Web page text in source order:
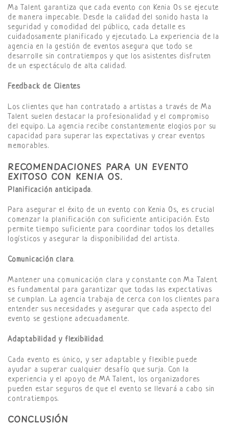
Ma Talent garantiza que cada evento con Kenia Os se ejecute
de manera impecable. Desde la calidad del sonido hasta la
seguridad y comodidad del público, cada detalle es
cuidadosamente planificado y ejecutado. La experiencia de la
agencia en la gestión de eventos asegura que todo se
desarrolle sin contratiempos y que los asistentes disfruten
de un espectáculo de alta calidad.
Feedback de Clientes
Los clientes que han contratado a artistas a través de Ma
Talent suelen destacar la profesionalidad y el compromiso
del equipo. La agencia recibe constantemente elogios por su
capacidad para superar las expectativas y crear eventos
memorables.
RECOMENDACIONES PARA UN EVENTO
EXITOSO CON KENIA OS.
Planificación anticipada.
Para asegurar el éxito de un evento con Kenia Os, es crucial
comenzar la planificación con suficiente anticipación. Esto
permite tiempo suficiente para coordinar todos los detalles
logísticos y asegurar la disponibilidad del artista.
Comunicación clara.
Mantener una comunicación clara y constante con Ma Talent
es fundamental para garantizar que todas las expectativas
se cumplan. La agencia trabaja de cerca con los clientes para
entender sus necesidades y asegurar que cada aspecto del
evento se gestione adecuadamente.
Adaptabilidad y flexibilidad.
Cada evento es único, y ser adaptable y flexible puede
ayudar a superar cualquier desafío que surja. Con la
experiencia y el apoyo de MA Talent, los organizadores
pueden estar seguros de que el evento se llevará a cabo sin
contratiempos.
CONCLUSIÓN